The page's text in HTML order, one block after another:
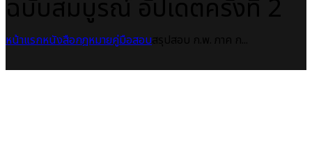
หน้าแรกหนังสือกฎหมายคู่มือสอบ